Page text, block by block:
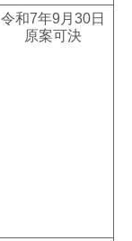
令和7年9月30日
原案可決